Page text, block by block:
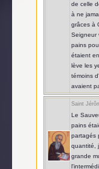
de celle
à ne
grâces à
Seigneur
pains
étaient
lève les
témoins
avaient
Saint
Le
pains
partagés
quantité,
grande